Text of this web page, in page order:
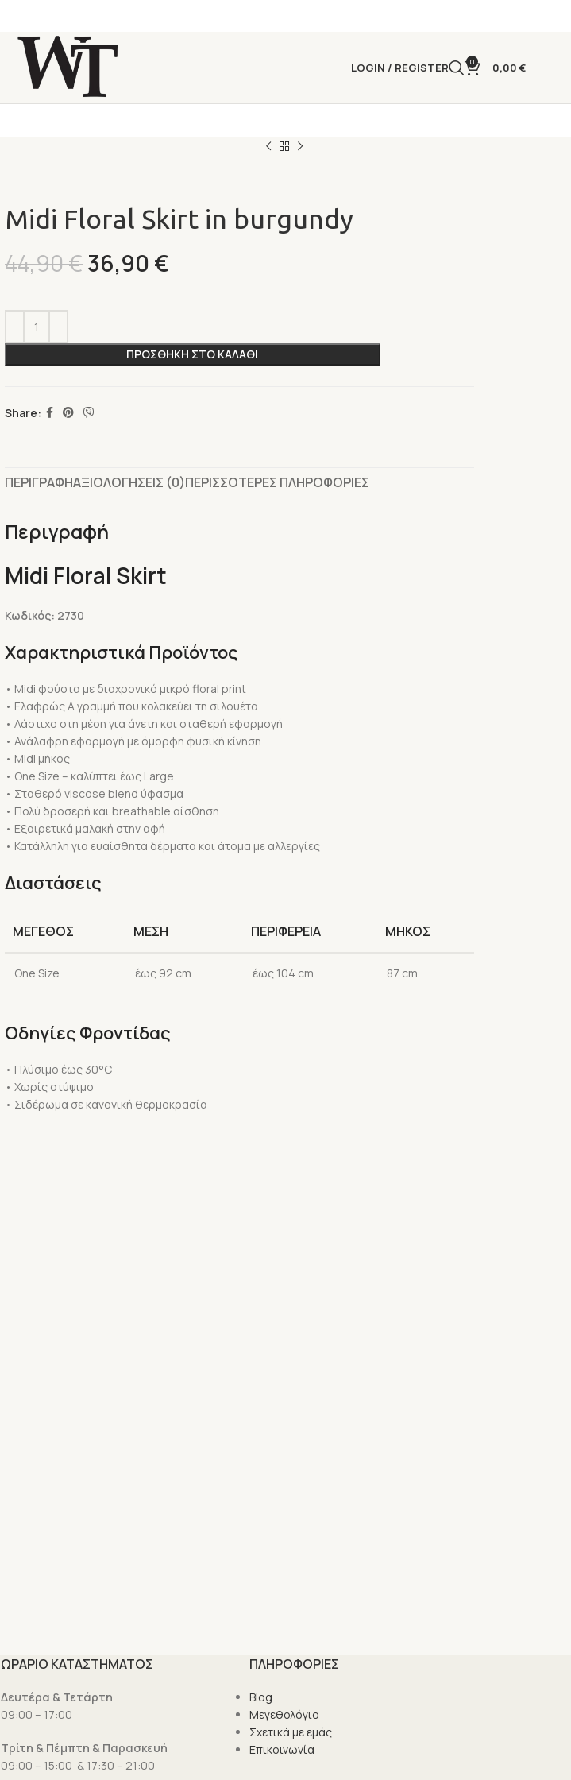
LOGIN / REGISTER 0 0,00 €
Midi Floral Skirt in burgundy
44,90€36,90 €
ΠΡΟΣΘΗΚΗ ΣΤΟ ΚΑΛΑΘΙ
Share:
ΠΕΡΙΓΡΑΦΗΑΞΙΟΛΟΓΗΣΕΙΣ (0)ΠΕΡΙΣΣΟΤΕΡΕΣ ΠΛΗΡΟΦΟΡΙΕΣ
Περιγραφή
Midi Floral Skirt
Κωδικός: 2730
Χαρακτηριστικά Προϊόντος
• Midi φούστα με διαχρονικό μικρό floral print
• Ελαφρώς Α γραμμή που κολακεύει τη σιλουέτα
• Λάστιχο στη μέση για άνετη και σταθερή εφαρμογή
• Ανάλαφρη εφαρμογή με όμορφη φυσική κίνηση
• Midi μήκος
• One Size – καλύπτει έως Large
• Σταθερό viscose blend ύφασμα
• Πολύ δροσερή και breathable αίσθηση
• Εξαιρετικά μαλακή στην αφή
• Κατάλληλη για ευαίσθητα δέρματα και άτομα με αλλεργίες
Διαστάσεις
ΜΕΓΕΘΟΣ ΜΕΣΗ ΠΕΡΙΦΕΡΕΙΑ ΜΗΚΟΣ
One Size έως 92 cm έως 104 cm 87 cm
Οδηγίες Φροντίδας
• Πλύσιμο έως 30°C
• Χωρίς στύψιμο
• Σιδέρωμα σε κανονική θερμοκρασία
ΩΡΑΡΙΟ ΚΑΤΑΣΤΗΜΑΤΟΣ
Δευτέρα & Τετάρτη
09:00 – 17:00
Τρίτη & Πέμπτη & Παρασκευή
09:00 – 15:00 & 17:30 – 21:00
ΠΛΗΡΟΦΟΡΙΕΣ
Blog
Μεγεθολόγιο
Σχετικά με εμάς
Επικοινωνία